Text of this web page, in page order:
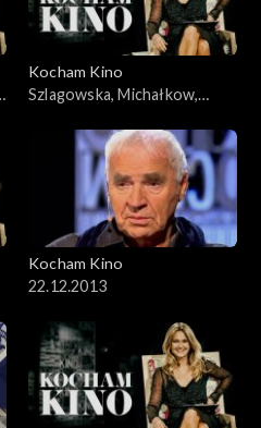
Kocham Kino
Szlagowska, Michałkow,
Kocham Kino
22.12.2013